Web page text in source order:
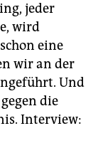
jeder
wird
eine
wir an der
Und
die
Interview: